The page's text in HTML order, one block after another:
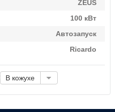
ZEUS
100 кВт
Автозапуск
Ricardo
В кожухе